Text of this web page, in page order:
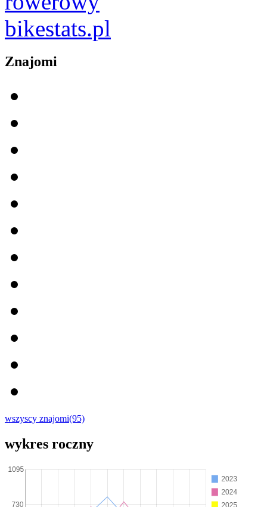
Znajomi
wszyscy znajomi(95)
wykres roczny